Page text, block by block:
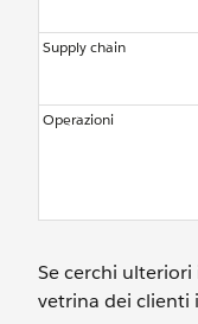
Supply chain
Operazioni
Se cerchi ulteriori
vetrina dei clienti